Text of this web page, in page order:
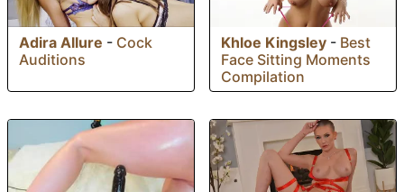
Adira Allure - Cock
Auditions
Khloe Kingsley - Best
Face Sitting Moments
Compilation